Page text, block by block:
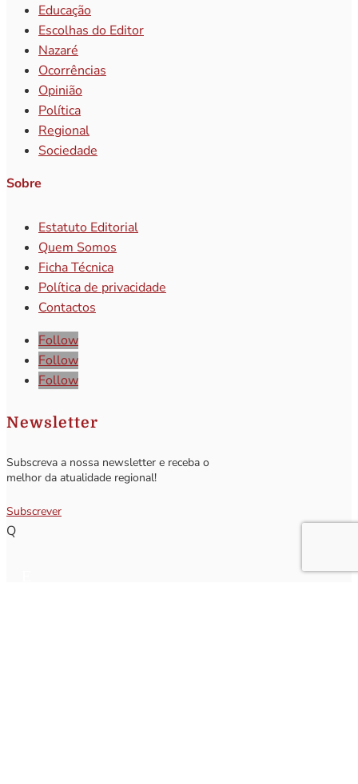
Educação
Escolhas do Editor
Nazaré
Ocorrências
Opinião
Política
Regional
Sociedade
Sobre
Estatuto Editorial
Quem Somos
Ficha Técnica
Política de privacidade
Contactos
Follow
Follow
Follow
Newsletter
Subscreva a nossa newsletter e receba o
melhor da atualidade regional!
Subscrever
Q